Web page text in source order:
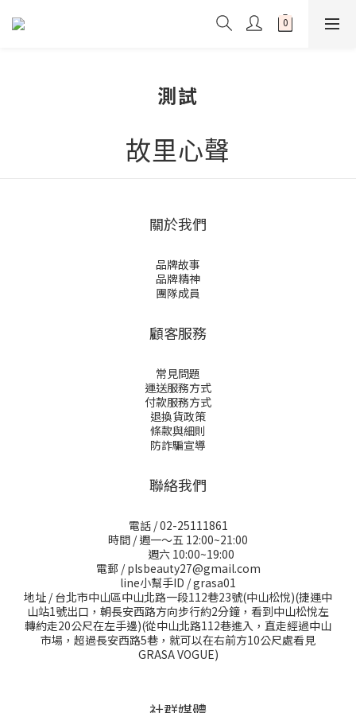
測試
故里心聲
關於我們
品牌故事
品牌精神
團隊成員
顧客服務
常見問題
運送服務方式
付款服務方式
退換貨政策
條款與細則
防詐騙宣導
聯絡我們
電話 / 02-25111861
時間 / 週一～五 12:00~21:00
週六 10:00~19:00
電郵 / plsbeauty27@gmail.com
line小幫手ID / grasa01
地址 / 台北市中山區中山北路一段112巷23號(中山松悅)(捷運中
山站1號出口，朝長安西路方向步行約2分鐘，看到中山松悅左
轉約走20公尺在左手邊)(從中山北路112巷進入，直走經過中山
市場，超過長安西路5巷，就可以在右前方10公尺處看見
GRASA VOGUE)